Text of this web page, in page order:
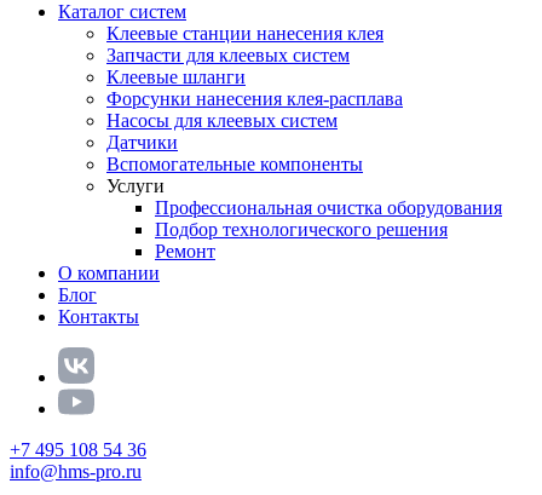
Каталог систем
Клеевые станции нанесения клея
Запчасти для клеевых систем
Клеевые шланги
Форсунки нанесения клея-расплава
Насосы для клеевых систем
Датчики
Вспомогательные компоненты
Услуги
Профессиональная очистка оборудования
Подбор технологического решения
Ремонт
О компании
Блог
Контакты
+7 495 108 54 36
info@hms-pro.ru